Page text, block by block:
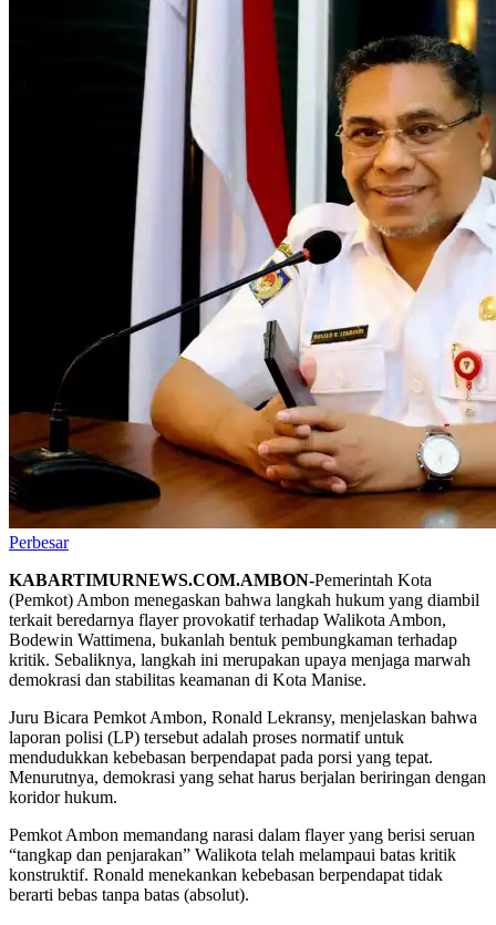
Perbesar
KABARTIMURNEWS.COM.AMBON-Pemerintah Kota
(Pemkot) Ambon menegaskan bahwa langkah hukum yang diambil
terkait beredarnya flayer provokatif terhadap Walikota Ambon,
Bodewin Wattimena, bukanlah bentuk pembungkaman terhadap
kritik. Sebaliknya, langkah ini merupakan upaya menjaga marwah
demokrasi dan stabilitas keamanan di Kota Manise.
Juru Bicara Pemkot Ambon, Ronald Lekransy, menjelaskan bahwa
laporan polisi (LP) tersebut adalah proses normatif untuk
mendudukkan kebebasan berpendapat pada porsi yang tepat.
Menurutnya, demokrasi yang sehat harus berjalan beriringan dengan
koridor hukum.
Pemkot Ambon memandang narasi dalam flayer yang berisi seruan
“tangkap dan penjarakan” Walikota telah melampaui batas kritik
konstruktif. Ronald menekankan kebebasan berpendapat tidak
berarti bebas tanpa batas (absolut).